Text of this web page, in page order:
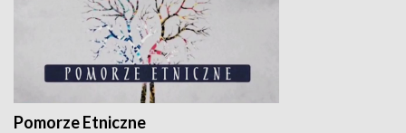
Pomorze Etniczne